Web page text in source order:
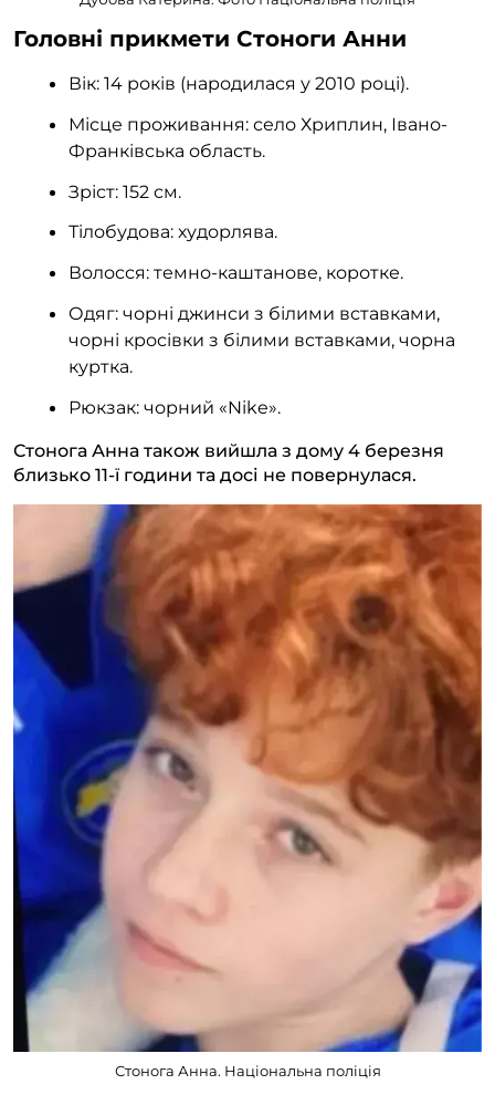
Головні прикмети Стоноги Анни
Вік: 14 років (народилася у 2010 році).
Місце проживання: село Хриплин, Івано-
Франківська область.
Зріст: 152 см.
Тілобудова: худорлява.
Волосся: темно-каштанове, коротке.
Одяг: чорні джинси з білими вставками,
чорні кросівки з білими вставками, чорна
куртка.
Рюкзак: чорний «Nike».
Стонога Анна також вийшла з дому 4 березня
близько 11-ї години та досі не повернулася.
Стонога Анна. Національна поліція